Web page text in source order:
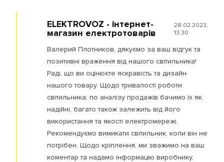
ELEKTROVOZ - інтернет-
магазин електротоварів
28.02.2023,
13:30
Валерий Плотников, дякуємо за ваш відгук та
позитивні враження від нашого світильника!
Раді, що ви оцінюєте яскравість та дизайн
нашого товару. Щодо тривалості роботи
світильника, по аналізу продажів бачимо їх як
надійні, багато також залежить від його
використання та якості електромережі.
Рекомендуємо вимикати світильник, коли він не
потрібен. Щодо кріплення, ми зважимо на ваш
коментар та надамо інформацію виробнику,